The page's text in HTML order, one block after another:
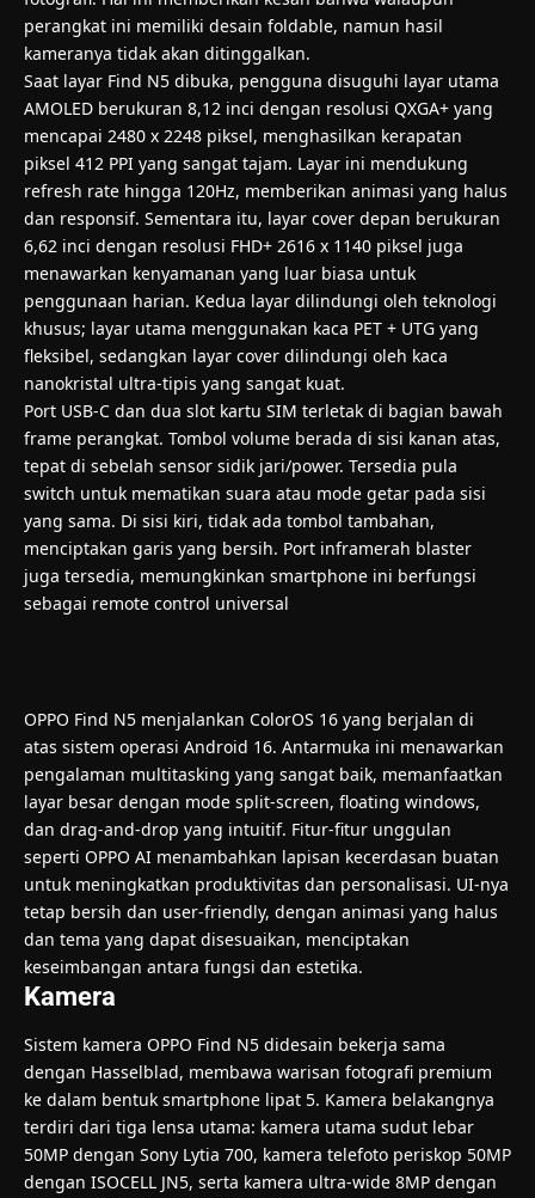
perangkat ini memiliki desain foldable, namun hasil
kameranya tidak akan ditinggalkan.
Saat layar Find N5 dibuka, pengguna disuguhi layar utama
AMOLED berukuran 8,12 inci dengan resolusi QXGA+ yang
mencapai 2480 x 2248 piksel, menghasilkan kerapatan
piksel 412 PPI yang sangat tajam. Layar ini mendukung
refresh rate hingga 120Hz, memberikan animasi yang halus
dan responsif. Sementara itu, layar cover depan berukuran
6,62 inci dengan resolusi FHD+ 2616 x 1140 piksel juga
menawarkan kenyamanan yang luar biasa untuk
penggunaan harian. Kedua layar dilindungi oleh teknologi
khusus; layar utama menggunakan kaca PET + UTG yang
fleksibel, sedangkan layar cover dilindungi oleh kaca
nanokristal ultra-tipis yang sangat kuat.
Port USB-C dan dua slot kartu SIM terletak di bagian bawah
frame perangkat. Tombol volume berada di sisi kanan atas,
tepat di sebelah sensor sidik jari/power. Tersedia pula
switch untuk mematikan suara atau mode getar pada sisi
yang sama. Di sisi kiri, tidak ada tombol tambahan,
menciptakan garis yang bersih. Port inframerah blaster
juga tersedia, memungkinkan smartphone ini berfungsi
sebagai remote control universal
OPPO Find N5 menjalankan ColorOS 16 yang berjalan di
atas sistem operasi Android 16. Antarmuka ini menawarkan
pengalaman multitasking yang sangat baik, memanfaatkan
layar besar dengan mode split-screen, floating windows,
dan drag-and-drop yang intuitif. Fitur-fitur unggulan
seperti OPPO AI menambahkan lapisan kecerdasan buatan
untuk meningkatkan produktivitas dan personalisasi. UI-nya
tetap bersih dan user-friendly, dengan animasi yang halus
dan tema yang dapat disesuaikan, menciptakan
keseimbangan antara fungsi dan estetika.
Kamera
Sistem kamera OPPO Find N5 didesain bekerja sama
dengan Hasselblad, membawa warisan fotografi premium
ke dalam bentuk smartphone lipat 5. Kamera belakangnya
terdiri dari tiga lensa utama: kamera utama sudut lebar
50MP dengan Sony Lytia 700, kamera telefoto periskop 50MP
dengan ISOCELL JN5, serta kamera ultra-wide 8MP dengan